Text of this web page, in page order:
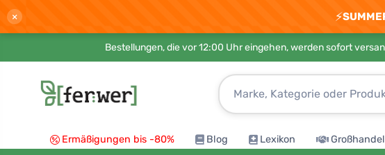
× ⚡
Bestellungen, die vor 12:00 Uhr eingehen, werden sofort
Ermäßigungen bis -80% Blog Lexikon Großhandel